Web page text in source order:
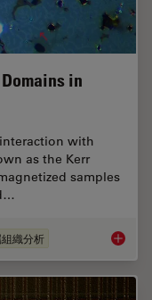
in
with
as the Kerr
samples
織分析